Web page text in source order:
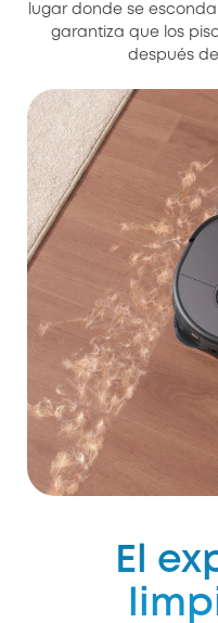
lugar donde se
garantiza que los
después
El